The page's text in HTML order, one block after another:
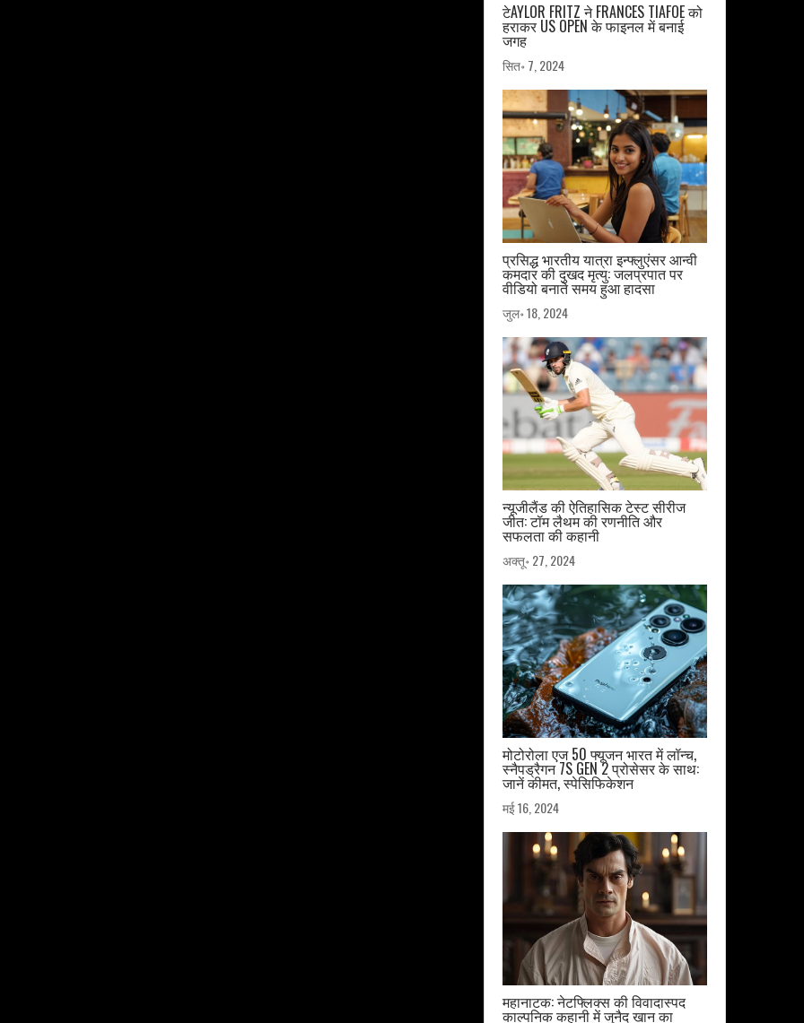
टेAYLOR FRITZ ने FRANCES TIAFOE को
हराकर US OPEN के फाइनल में बनाई
जगह
सित॰ 7, 2024
प्रसिद्ध भारतीय यात्रा इन्फ्लुएंसर आन्वी
कमदार की दुखद मृत्यु: जलप्रपात पर
वीडियो बनाते समय हुआ हादसा
जुल॰ 18, 2024
न्यूजीलैंड की ऐतिहासिक टेस्ट सीरीज
जीत: टॉम लैथम की रणनीति और
सफलता की कहानी
अक्तू॰ 27, 2024
मोटोरोला एज 50 फ्यूजन भारत में लॉन्च,
स्नैपड्रैगन 7S GEN 2 प्रोसेसर के साथ:
जानें कीमत, स्पेसिफिकेशन
मई 16, 2024
महानाटक: नेटफ्लिक्स की विवादास्पद
काल्पनिक कहानी में जुनैद खान का